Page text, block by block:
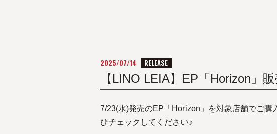
2025/07/14 RELEASE
【LINO LEIA】EP「Horizon」
7/23(水)発売のEP「Horizon」を対象店舗でご
ひチェックしてください♪